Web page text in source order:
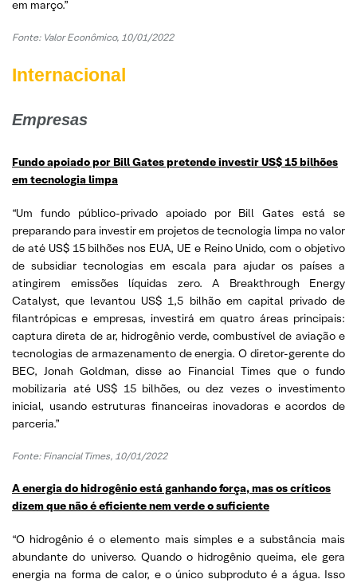
em março.”
Fonte: Valor Econômico, 10/01/2022
Internacional
Empresas
Fundo apoiado por Bill Gates pretende investir US$ 15 bilhões
em tecnologia limpa
“Um fundo público-privado apoiado por Bill Gates está se
preparando para investir em projetos de tecnologia limpa no valor
de até US$ 15 bilhões nos EUA, UE e Reino Unido, com o objetivo
de subsidiar tecnologias em escala para ajudar os países a
atingirem emissões líquidas zero. A Breakthrough Energy
Catalyst, que levantou US$ 1,5 bilhão em capital privado de
filantrópicas e empresas, investirá em quatro áreas principais:
captura direta de ar, hidrogênio verde, combustível de aviação e
tecnologias de armazenamento de energia. O diretor-gerente do
BEC, Jonah Goldman, disse ao Financial Times que o fundo
mobilizaria até US$ 15 bilhões, ou dez vezes o investimento
inicial, usando estruturas financeiras inovadoras e acordos de
parceria.”
Fonte: Financial Times, 10/01/2022
A energia do hidrogênio está ganhando força, mas os críticos
dizem que não é eficiente nem verde o suficiente
“O hidrogênio é o elemento mais simples e a substância mais
abundante do universo. Quando o hidrogênio queima, ele gera
energia na forma de calor, e o único subproduto é a água. Isso